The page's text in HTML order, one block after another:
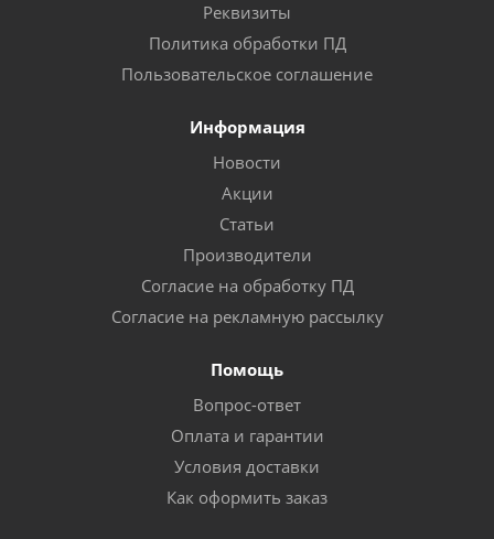
Реквизиты
Политика обработки ПД
Пользовательское соглашение
Информация
Новости
Акции
Статьи
Производители
Согласие на обработку ПД
Согласие на рекламную рассылку
Помощь
Вопрос-ответ
Оплата и гарантии
Условия доставки
Как оформить заказ